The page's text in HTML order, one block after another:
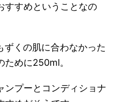
すすめということなの
くの肌に合わなかった
ために250ml。
ンプーとコンディショナ